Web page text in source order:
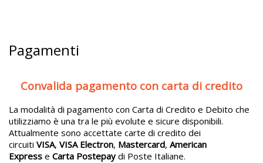
Pagamenti
Convalida pagamento con carta di credito
La modalità di pagamento con Carta di Credito e Debito che
utilizziamo è una tra le più evolute e sicure disponibili.
Attualmente sono accettate carte di credito dei
circuiti VISA, VISA Electron, Mastercard, American
Express e Carta Postepaydi Poste Italiane.